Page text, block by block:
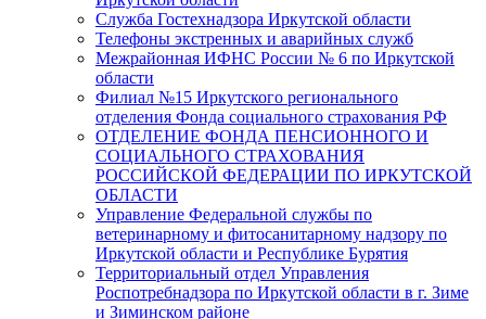
Служба Гостехнадзора Иркутской области
Телефоны экстренных и аварийных служб
Межрайонная ИФНС России № 6 по Иркутской
области
Филиал №15 Иркутского регионального
отделения Фонда социального страхования РФ
ОТДЕЛЕНИЕ ФОНДА ПЕНСИОННОГО И
СОЦИАЛЬНОГО СТРАХОВАНИЯ
РОССИЙСКОЙ ФЕДЕРАЦИИ ПО ИРКУТСКОЙ
ОБЛАСТИ
Управление Федеральной службы по
ветеринарному и фитосанитарному надзору по
Иркутской области и Республике Бурятия
Территориальный отдел Управления
Роспотребнадзора по Иркутской области в г. Зиме
и Зиминском районе